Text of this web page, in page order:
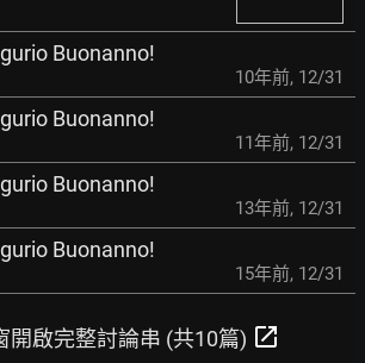
Buonanno!
10年前, 12/31
Buonanno!
11年前, 12/31
Buonanno!
13年前, 12/31
Buonanno!
15年前, 12/31
開啟完整討論串 (共10篇) open_in_new